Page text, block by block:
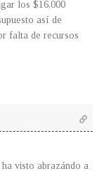
los $16,000
así de
falta de recursos
visto abrazándo a